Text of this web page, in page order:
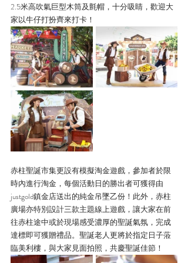
2.5米高吹氣巨型木筒及氈帽，十分吸睛，歡迎大
家以牛仔打扮齊來打卡！
赤柱聖誕市集更設有模擬淘金遊戲，參加者於限
時內進行淘金，每個活動日的勝出者可獲得由
justgold鎮金店送出的純金吊墜乙份！此外，赤柱
廣場亦特別設計三款主題線上遊戲，讓大家在前
往赤柱途中或於現場感受濃厚的聖誕氣氛，完成
達標即可獲贈禮品。聖誕老人更將於指定日子蒞
臨美利樓，與大家見面拍照，共慶聖誕佳節！